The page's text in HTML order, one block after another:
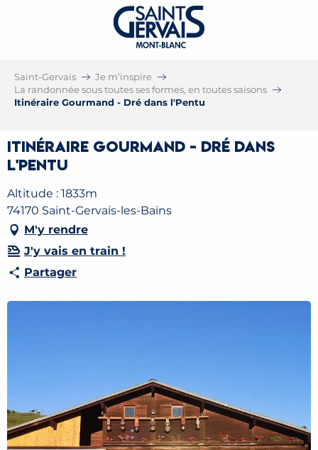
Saint-Gervais
Je m’inspire
La randonnée sous toutes ses formes, en toutes saisons
Itinéraire Gourmand - Dré dans l'Pentu
Itinéraire Gourmand - Dré dans
l'Pentu
Altitude : 1833m
74170 Saint-Gervais-les-Bains
M'y rendre
J'y vais en train !
Partager